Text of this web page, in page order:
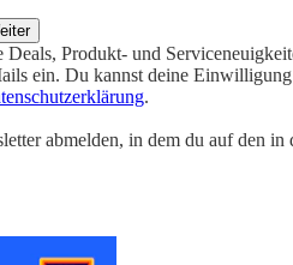
Deals, Produkt- und
ein. Du kannst deine
.
abmelden, in dem du auf den